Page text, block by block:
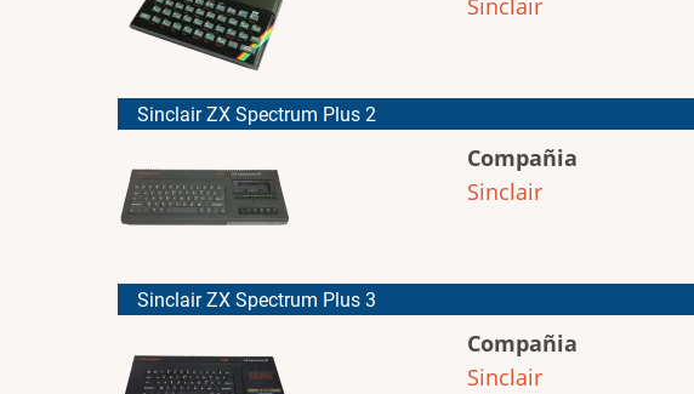
Sinclair
Sinclair ZX Spectrum Plus 2
Compañia
Sinclair
Sinclair ZX Spectrum Plus 3
Compañia
Sinclair